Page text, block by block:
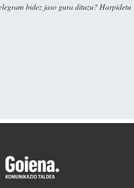
bidez jaso gura dituzu? Harpidetu